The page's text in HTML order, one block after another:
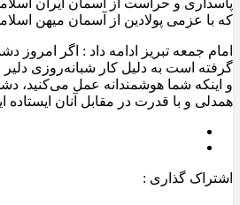
که با عزمی پولادین از آسمان میهن
امام جمعه تبریز ادامه داد : اگر امروز
گرفته است به دلیل کار شبانه‌روزی
و اینکه شما هوشمندانه عمل می‌کنید،
همدلی و با قدرت در مقابل آنان ایستاده‌
اشتراک گذاری :